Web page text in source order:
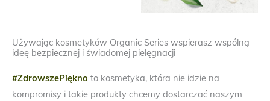
Używając kosmetyków Organic Series wspierasz wspólną
ideę bezpiecznej i świadomej pielęgnacji
#ZdrowszePiękno to kosmetyka, która nie idzie na
kompromisy i takie produkty chcemy dostarczać naszym